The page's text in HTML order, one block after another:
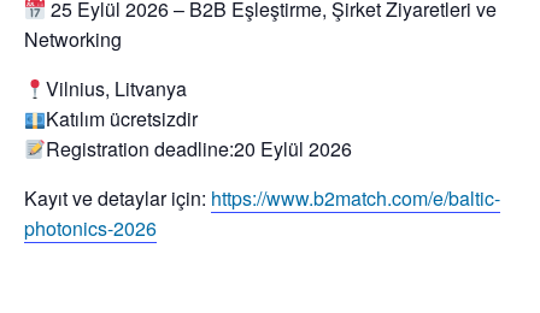
25 Eylül 2026– B2B Eşleştirme, Şirket Ziyaretleri ve
Networking
Vilnius, Litvanya
Katılım ücretsizdir
Registration deadline:20 Eylül 2026
Kayıt ve detaylar için: https://www.b2match.com/e/baltic-
photonics-2026